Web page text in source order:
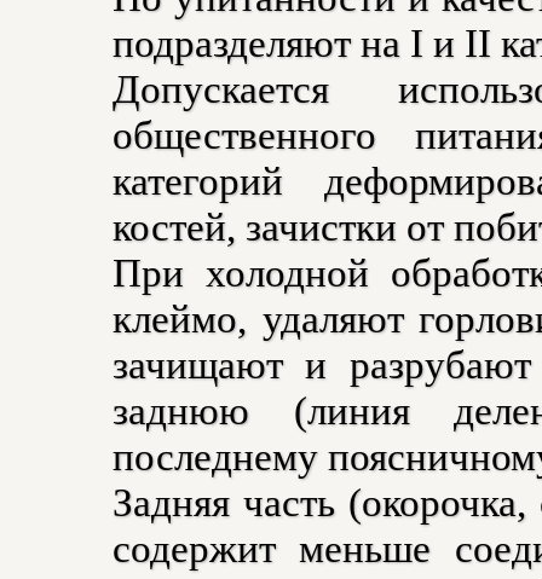
подразделяют на I и II
Допускается
общественного
категорий
костей, зачистки от
При холодной
клеймо, удаляют
зачищают и
заднюю (линия
последнему
Задняя часть
содержит меньше